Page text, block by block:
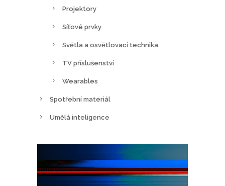
Projektory
Síťové prvky
Světla a osvětlovací technika
TV příslušenství
Wearables
Spotřební materiál
Umělá inteligence